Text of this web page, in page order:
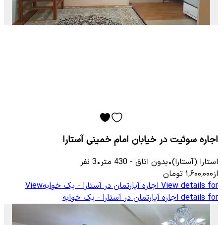
اجاره سوئیت در خیابان امام خمینی آستارا
استارا (آستارا)•بدون اتاق -
430 متر•
3 نفر
از۱٬۶۰۰٬۰۰۰ تومان
View details for اجاره آپارتمان در آستارا - یک خوابهView
details for اجاره آپارتمان در آستارا - یک خوابه